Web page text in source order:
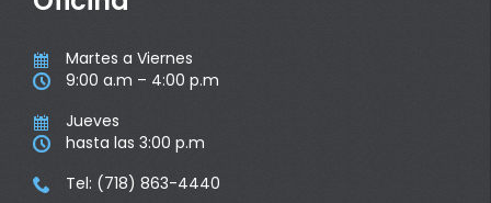
 Martes a Viernes
 9:00 a.m – 4:00 p.m
 Jueves
 hasta las 3:00 p.m
 Tel: (718) 863-4440